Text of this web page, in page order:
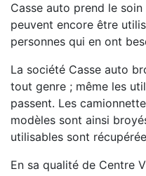
Casse auto prend le
peuvent encore être
personnes qui en ont
La société Casse auto
tout genre ; même les
passent. Les
modèles sont ainsi
utilisables sont
En sa qualité de Centre